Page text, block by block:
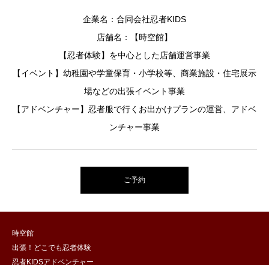
企業名：合同会社忍者KIDS
店舗名：【時空館】
【忍者体験】を中心とした店舗運営事業
【イベント】幼稚園や学童保育・小学校等、商業施設・住宅展示
場などの出張イベント事業
【アドベンチャー】忍者服で行くお出かけプランの運営、アドベ
ンチャー事業
ご予約
時空館
出張！どこでも忍者体験
忍者KIDSアドベンチャー